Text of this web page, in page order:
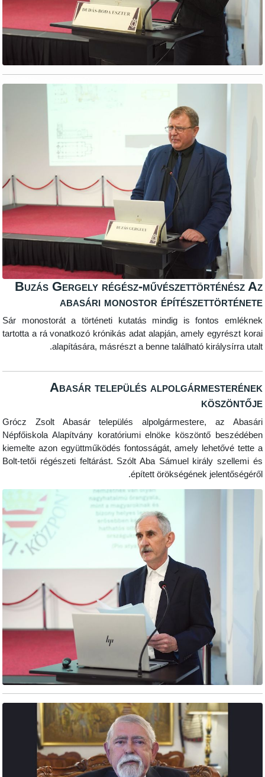
Buzás Gergely régész-
abasári monostor
Sár monostorát a történeti kutatás mindig is
tartotta a rá vonatkozó krónikás adat alapján, amely
alapítására, másrészt a benne található
Abasár település
Grócz Zsolt Abasár település alpolgármestere,
Népfőiskola Alapítvány koratóriumi elnöke köszöntő
kiemelte azon együttműködés fontosságát, amely
Bolt-tetői régészeti feltárást. Szólt Aba Sámuel király
épített örökségének